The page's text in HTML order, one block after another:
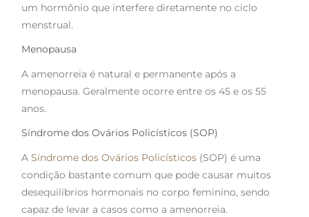
um hormônio que interfere diretamente no ciclo
menstrual.
Menopausa
A amenorreia é natural e permanente após a
menopausa. Geralmente ocorre entre os 45 e os 55
anos.
Síndrome dos Ovários Policísticos (SOP)
ASíndrome dos Ovários Policísticos (SOP) é uma
condição bastante comum que pode causar muitos
desequilíbrios hormonais no corpo feminino, sendo
capaz de levar a casos como a amenorreia.